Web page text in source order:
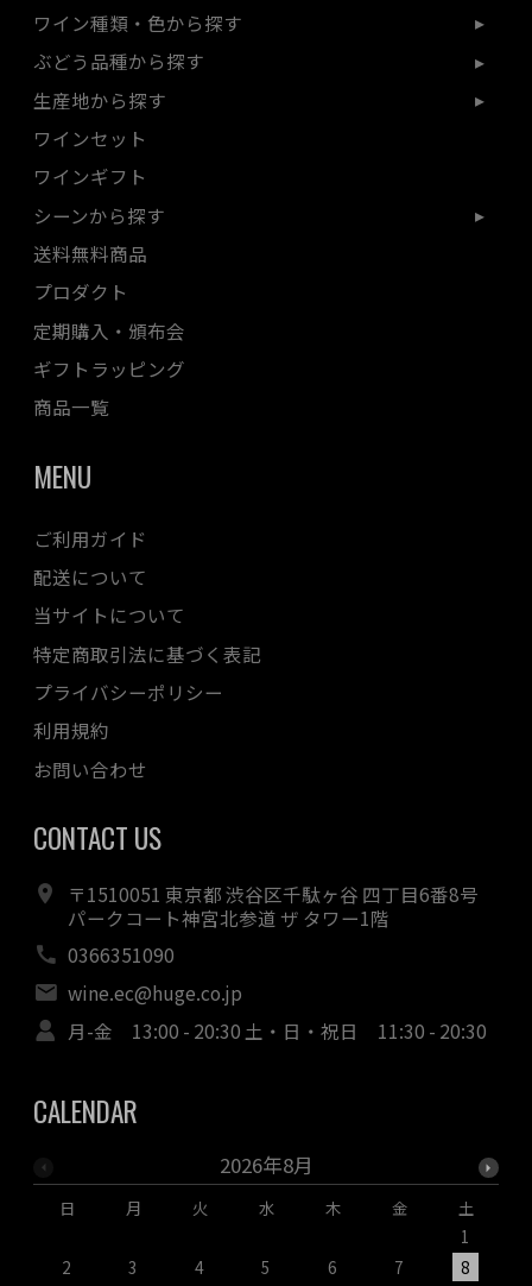
ワイン種類・色から探す
ぶどう品種から探す
生産地から探す
ワインセット
ワインギフト
シーンから探す
送料無料商品
プロダクト
定期購入・頒布会
ギフトラッピング
商品一覧
MENU
ご利用ガイド
配送について
当サイトについて
特定商取引法に基づく表記
プライバシーポリシー
利用規約
お問い合わせ
CONTACT US
〒1510051 東京都 渋谷区千駄ヶ谷 四丁目6番8号
パークコート神宮北参道 ザ タワー1階
0366351090
wine.ec@huge.co.jp
月-金 13:00 - 20:30 土・日・祝日 11:30 - 20:30
CALENDAR
2026年8月
日 月 火 水 木 金
土
1
2
3 4 5 6 7 8